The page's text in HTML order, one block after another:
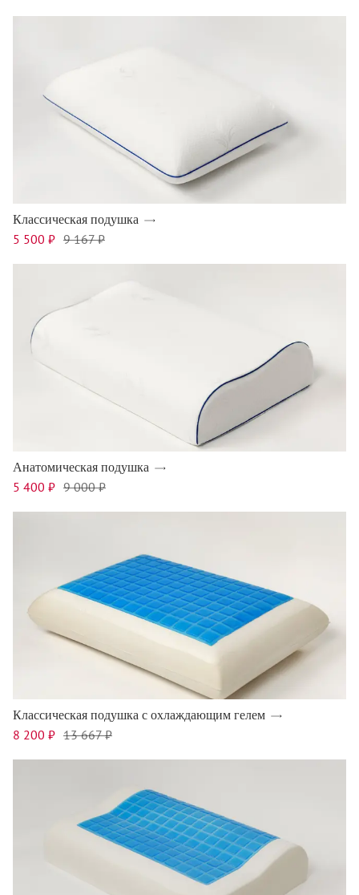
Классическая подушка
5 500 ₽ 9 167 ₽
Анатомическая подушка
5 400 ₽ 9 000 ₽
Классическая подушка с охлаждающим гелем
8 200 ₽ 13 667 ₽